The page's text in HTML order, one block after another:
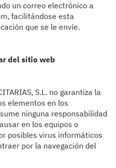
un correo electrónico a
facilitándose esta
que se le envíe.
del sitio web
S.L. no garantiza la
elementos en los
ninguna responsabilidad
en los equipos o
posibles virus informáticos
por la navegación del